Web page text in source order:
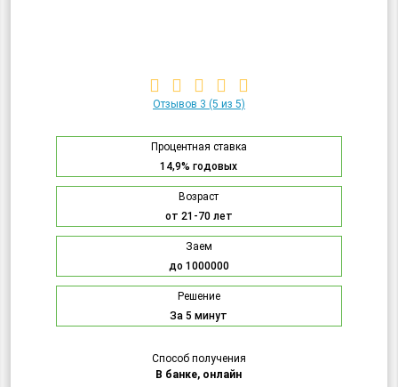
Отзывов 3 (5 из 5)
Процентная ставка
14,9% годовых
Возраст
от 21-70 лет
Заем
до 1000000
Решение
За 5 минут
Способ получения
В банке, онлайн